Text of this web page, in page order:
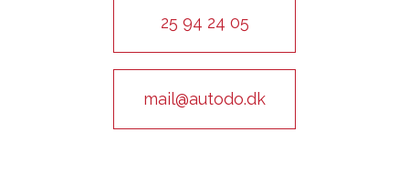
25 94 24 05
mail@autodo.dk